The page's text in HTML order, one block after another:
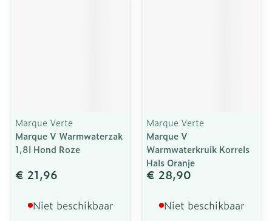
Marque Verte
Marque V Warmwaterzak
1,8l Hond Roze
€ 21,96
Niet beschikbaar
Marque Verte
Marque V
Warmwaterkruik Korrels
Hals Oranje
€ 28,90
Niet beschikbaar